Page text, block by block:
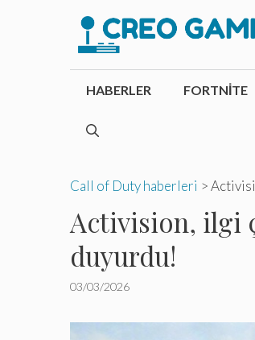
HABERLER FORTNITE
Call of Duty haberleri >
Activision, ilgi
duyurdu!
03/03/2026